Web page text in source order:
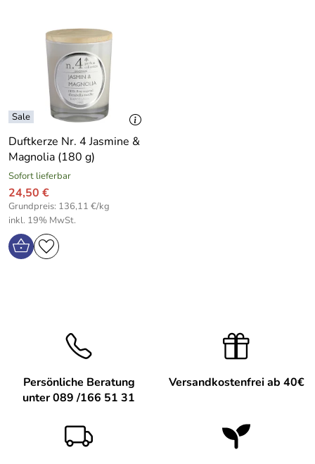
Duftkerze Nr. 4 Jasmine &
Magnolia (180 g)
Sofort lieferbar
24,50 €
Grundpreis: 136,11 €/kg
inkl. 19% MwSt.
Persönliche Beratung
unter 089 /166 51 31
Versandkostenfrei ab 40€